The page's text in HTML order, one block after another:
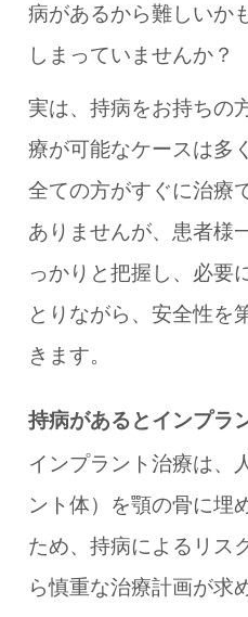
病があるから難しいか
しまっていませんか？
実は、持病をお持ちの
療が可能なケースは多
全ての方がすぐに治療
ありませんが、患者様
っかりと把握し、必要
とりながら、安全性を
きます。
持病があるとインプラ
インプラント治療は、
ント体）を顎の骨に埋
ため、持病によるリス
ら慎重な治療計画が求